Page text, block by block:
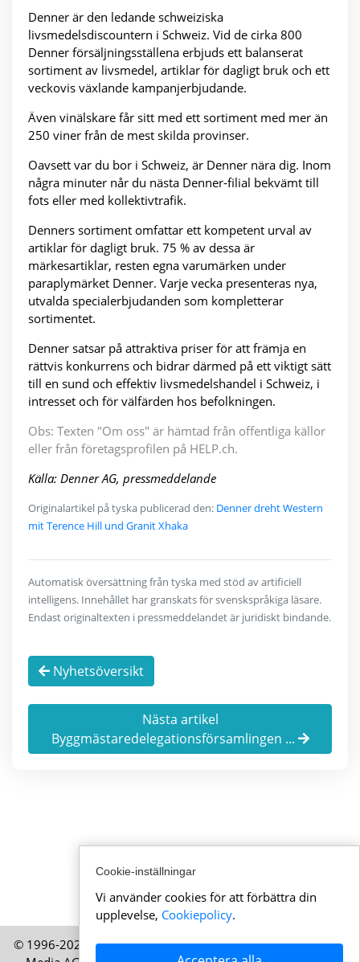
Denner är den ledande schweiziska
livsmedelsdiscountern i Schweiz. Vid de cirka 800
Denner försäljningsställena erbjuds ett balanserat
sortiment av livsmedel, artiklar för dagligt bruk och ett
veckovis växlande kampanjerbjudande.
Även vinälskare får sitt med ett sortiment med mer än
250 viner från de mest skilda provinser.
Oavsett var du bor i Schweiz, är Denner nära dig. Inom
några minuter når du nästa Denner-filial bekvämt till
fots eller med kollektivtrafik.
Denners sortiment omfattar ett kompetent urval av
artiklar för dagligt bruk. 75 % av dessa är
märkesartiklar, resten egna varumärken under
paraplymärket Denner. Varje vecka presenteras nya,
utvalda specialerbjudanden som kompletterar
sortimentet.
Denner satsar på attraktiva priser för att främja en
rättvis konkurrens och bidrar därmed på ett viktigt sätt
till en sund och effektiv livsmedelshandel i Schweiz, i
intresset och för välfärden hos befolkningen.
Obs: Texten "Om oss" är hämtad från offentliga källor
eller från företagsprofilen på HELP.ch.
Källa: Denner AG, pressmeddelande
Originalartikel på tyska publicerad den: Denner dreht Western
mit Terence Hill und Granit Xhaka
Automatisk översättning från tyska med stöd av artificiell
intelligens. Innehållet har granskats för svenskspråkiga läsare.
Endast originaltexten i pressmeddelandet är juridiskt bindande.
Nyhetsöversikt
Nästa artikel
Byggmästaredelegationsförsamlingen ...
© 1996-2026 AktuellaSchweiz.se – En publikation från HELP
Cookie-inställningar
Vi använder cookies för att förbättra din
upplevelse, Cookiepolicy.